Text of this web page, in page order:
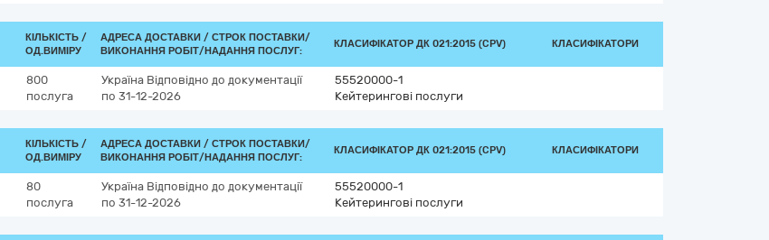
КІЛЬКІСТЬ /
ОД.ВИМІРУ
АДРЕСА ДОСТАВКИ / СТРОК ПОСТАВКИ/
ВИКОНАННЯ РОБІТ/НАДАННЯ ПОСЛУГ:
КЛАСИФІКАТОР ДК 021:2015 (CPV) КЛАСИФІКАТОРИ
800
послуга
Україна Відповідно до документації
по 31-12-2026
55520000-1
Кейтерингові послуги
КІЛЬКІСТЬ /
ОД.ВИМІРУ
АДРЕСА ДОСТАВКИ / СТРОК ПОСТАВКИ/
ВИКОНАННЯ РОБІТ/НАДАННЯ ПОСЛУГ:
КЛАСИФІКАТОР ДК 021:2015 (CPV) КЛАСИФІКАТОРИ
80
послуга
Україна Відповідно до документації
по 31-12-2026
55520000-1
Кейтерингові послуги